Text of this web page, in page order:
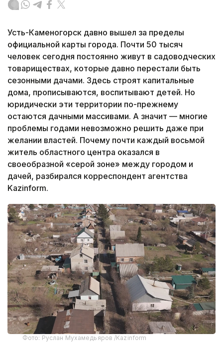
Усть-Каменогорск давно вышел за пределы
официальной карты города. Почти 50 тысяч
человек сегодня постоянно живут в садоводческих
товариществах, которые давно перестали быть
сезонными дачами. Здесь строят капитальные
дома, прописываются, воспитывают детей. Но
юридически эти территории по-прежнему
остаются дачными массивами. А значит — многие
проблемы годами невозможно решить даже при
желании властей. Почему почти каждый восьмой
житель областного центра оказался в
своеобразной «серой зоне» между городом и
дачей, разбирался корреспондент агентства
Kazinform.
Фото: Руслан Мухамедьяров /Kazinform